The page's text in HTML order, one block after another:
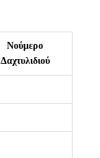
Νούμερο
Δαχτυλιδιού